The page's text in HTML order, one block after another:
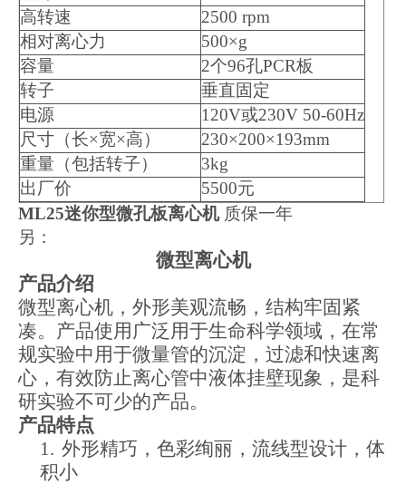
高转速
2500 rpm
相对离心力
500×g
容量
2个96孔PCR板
转子
垂直固定
电源
120V或230V 50-60Hz
尺寸（长×宽×高） 230×200×193mm
重量（包括转子）
3kg
出厂价
5500元
ML25迷你型微孔板离心机 质保一年
另：
微型离心机
产品介绍
微型离心机，外形美观流畅，结构牢固紧
凑。产品使用广泛用于生命科学领域，在常
规实验中用于微量管的沉淀，过滤和快速离
心，有效防止离心管中液体挂壁现象，是科
研实验不可少的产品。
产品特点
1. 外形精巧，色彩绚丽，流线型设计，体
积小